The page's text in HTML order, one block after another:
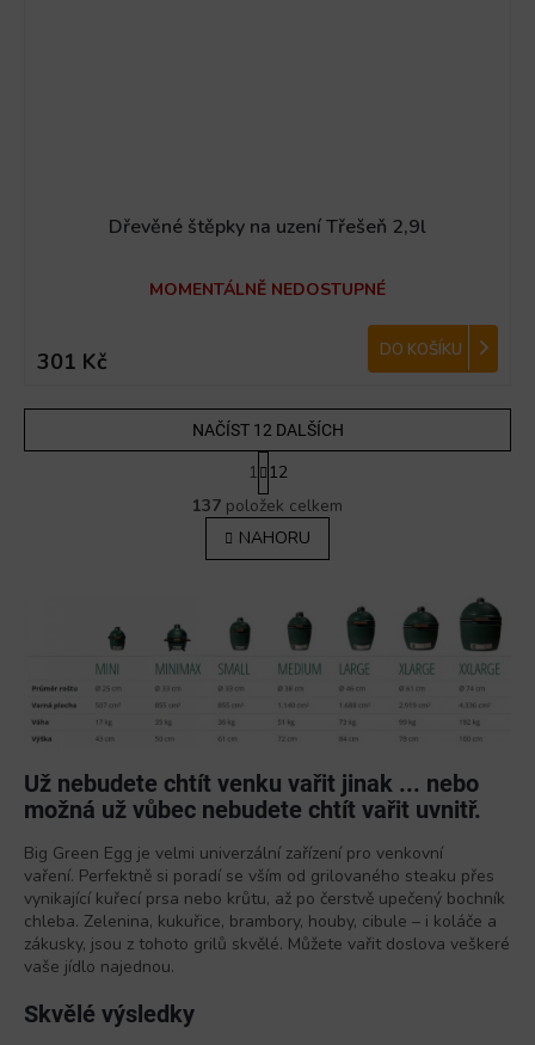
Dřevěné štěpky na uzení Třešeň 2,9l
MOMENTÁLNĚ NEDOSTUPNÉ
301 Kč DO KOŠÍKU
O
v
l
á
v
ý
i
s
u
NAČÍST 12 DALŠÍCH
S
t
r
á
n
k
1 12
137 položek celkem
NAHORU
Už nebudete chtít venku vařit jinak ... nebo
možná už vůbec nebudete chtít vařit uvnitř.
Big Green Egg je velmi univerzální zařízení pro venkovní
vaření. Perfektně si poradí se vším od grilovaného steaku přes
vynikající kuřecí prsa nebo krůtu, až po čerstvě upečený bochník
chleba. Zelenina, kukuřice, brambory, houby, cibule – i koláče a
zákusky, jsou z tohoto grilů skvělé. Můžete vařit doslova veškeré
vaše jídlo najednou.
Skvělé výsledky